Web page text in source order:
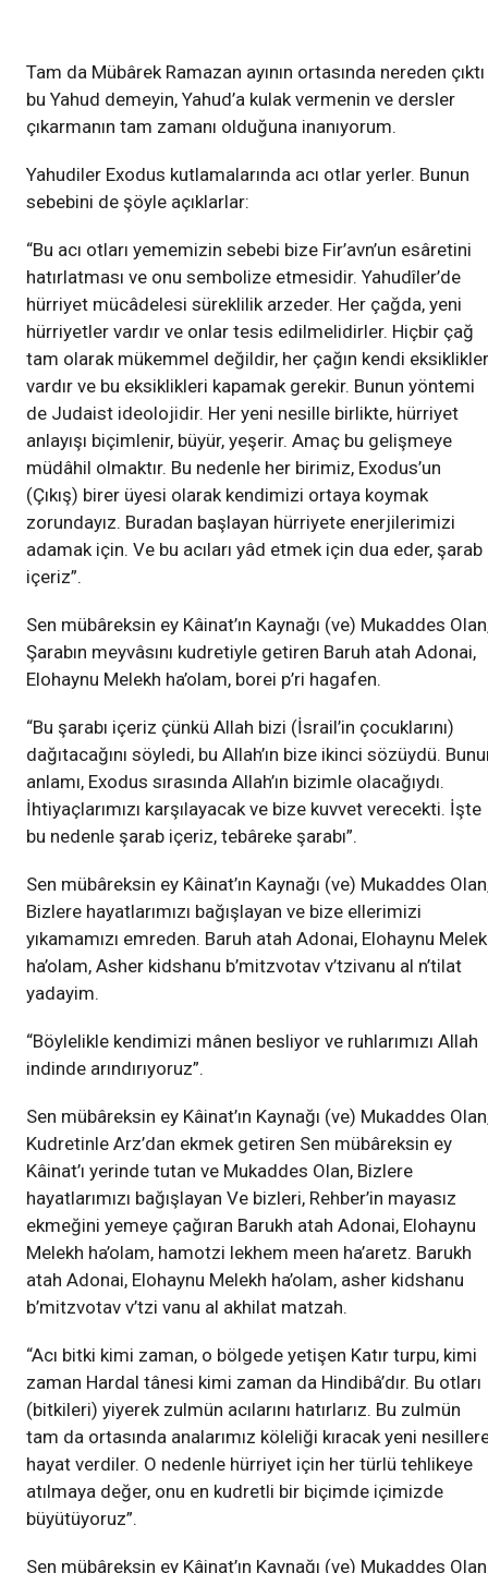
Tam da Mübârek Ramazan ayının ortasında nereden çıktı
bu Yahud demeyin, Yahud’a kulak vermenin ve dersler
çıkarmanın tam zamanı olduğuna inanıyorum.
Yahudiler Exodus kutlamalarında acı otlar yerler. Bunun
sebebini de şöyle açıklarlar:
“Bu acı otları yememizin sebebi bize Fir’avn’un esâretini
hatırlatması ve onu sembolize etmesidir. Yahudîler’de
hürriyet mücâdelesi süreklilik arzeder. Her çağda, yeni
hürriyetler vardır ve onlar tesis edilmelidirler. Hiçbir çağ
tam olarak mükemmel değildir, her çağın kendi
vardır ve bu eksiklikleri kapamak gerekir. Bunun yöntemi
de Judaist ideolojidir. Her yeni nesille birlikte, hürriyet
anlayışı biçimlenir, büyür, yeşerir. Amaç bu gelişmeye
müdâhil olmaktır. Bu nedenle her birimiz, Exodus’un
(Çıkış) birer üyesi olarak kendimizi ortaya koymak
zorundayız. Buradan başlayan hürriyete enerjilerimizi
adamak için. Ve bu acıları yâd etmek için dua eder, şarab
içeriz”.
Sen mübâreksin ey Kâinat’ın Kaynağı (ve) Mukaddes
Şarabın meyvâsını kudretiyle getiren Baruh atah Adonai,
Elohaynu Melekh ha’olam, borei p’ri hagafen.
“Bu şarabı içeriz çünkü Allah bizi (İsrail’in çocuklarını)
dağıtacağını söyledi, bu Allah’ın bize ikinci sözüydü.
anlamı, Exodus sırasında Allah’ın bizimle olacağıydı.
İhtiyaçlarımızı karşılayacak ve bize kuvvet verecekti. İşte
bu nedenle şarab içeriz, tebâreke şarabı”.
Sen mübâreksin ey Kâinat’ın Kaynağı (ve) Mukaddes
Bizlere hayatlarımızı bağışlayan ve bize ellerimizi
yıkamamızı emreden. Baruh atah Adonai, Elohaynu
ha’olam, Asher kidshanu b’mitzvotav v’tzivanu al n’tilat
yadayim.
“Böylelikle kendimizi mânen besliyor ve ruhlarımızı Allah
indinde arındırıyoruz”.
Sen mübâreksin ey Kâinat’ın Kaynağı (ve) Mukaddes
Kudretinle Arz’dan ekmek getiren Sen mübâreksin ey
Kâinat’ı yerinde tutan ve Mukaddes Olan, Bizlere
hayatlarımızı bağışlayan Ve bizleri, Rehber’in mayasız
ekmeğini yemeye çağıran Barukh atah Adonai, Elohaynu
Melekh ha’olam, hamotzi lekhem meen ha’aretz. Barukh
atah Adonai, Elohaynu Melekh ha’olam, asher kidshanu
b’mitzvotav v’tzi vanu al akhilat matzah.
“Acı bitki kimi zaman, o bölgede yetişen Katır turpu, kimi
zaman Hardal tânesi kimi zaman da Hindibâ’dır. Bu otları
(bitkileri) yiyerek zulmün acılarını hatırlarız. Bu zulmün
tam da ortasında analarımız köleliği kıracak yeni
hayat verdiler. O nedenle hürriyet için her türlü tehlikeye
atılmaya değer, onu en kudretli bir biçimde içimizde
büyütüyoruz”.
Sen mübâreksin ey Kâinat’ın Kaynağı (ve) Mukaddes Olan